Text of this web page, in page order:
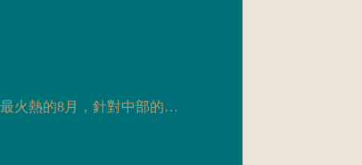
火熱的8月，針對中部的…